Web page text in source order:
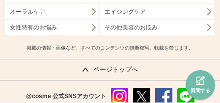
質問する
オーラルケア エイジングケア
女性特有のお悩み その他美容のお悩み
掲載の情報・画像など、すべてのコンテンツの無断複写、転載を禁じます。
ページトップへ
@cosme 公式SNSアカウント